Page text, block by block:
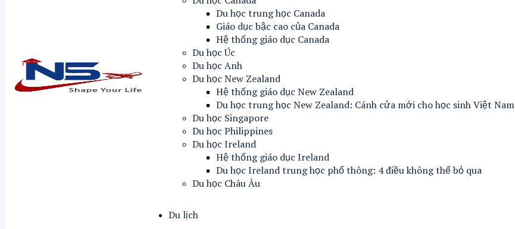
Du học trung học Canada
Giáo dục bậc cao của Canada
Hệ thống giáo dục Canada
Du học Úc
Du học Anh
Du học New Zealand
Hệ thống giáo dục New Zealand
Du học trung học New Zealand: Cánh cửa mới cho học sinh Việt Nam
Du học Singapore
Du học Philippines
Du học Ireland
Hệ thống giáo dục Ireland
Du học Ireland trung học phổ thông: 4 điều không thể bỏ qua
Du học Châu Âu
Du lịch